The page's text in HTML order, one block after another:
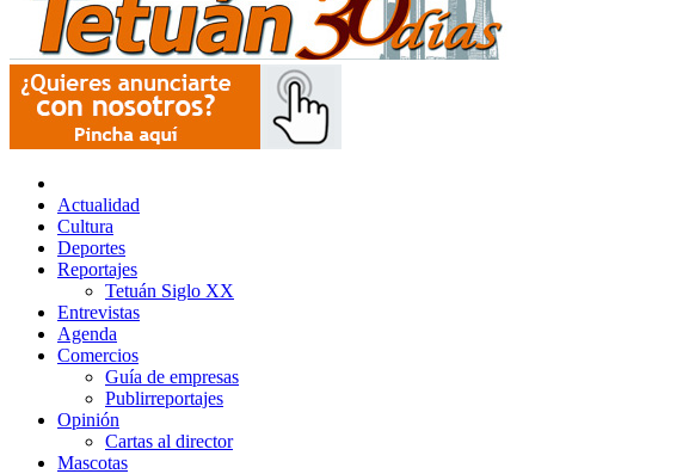
Actualidad
Cultura
Deportes
Reportajes
Tetuán Siglo XX
Entrevistas
Agenda
Comercios
Guía de empresas
Publirreportajes
Opinión
Cartas al director
Mascotas